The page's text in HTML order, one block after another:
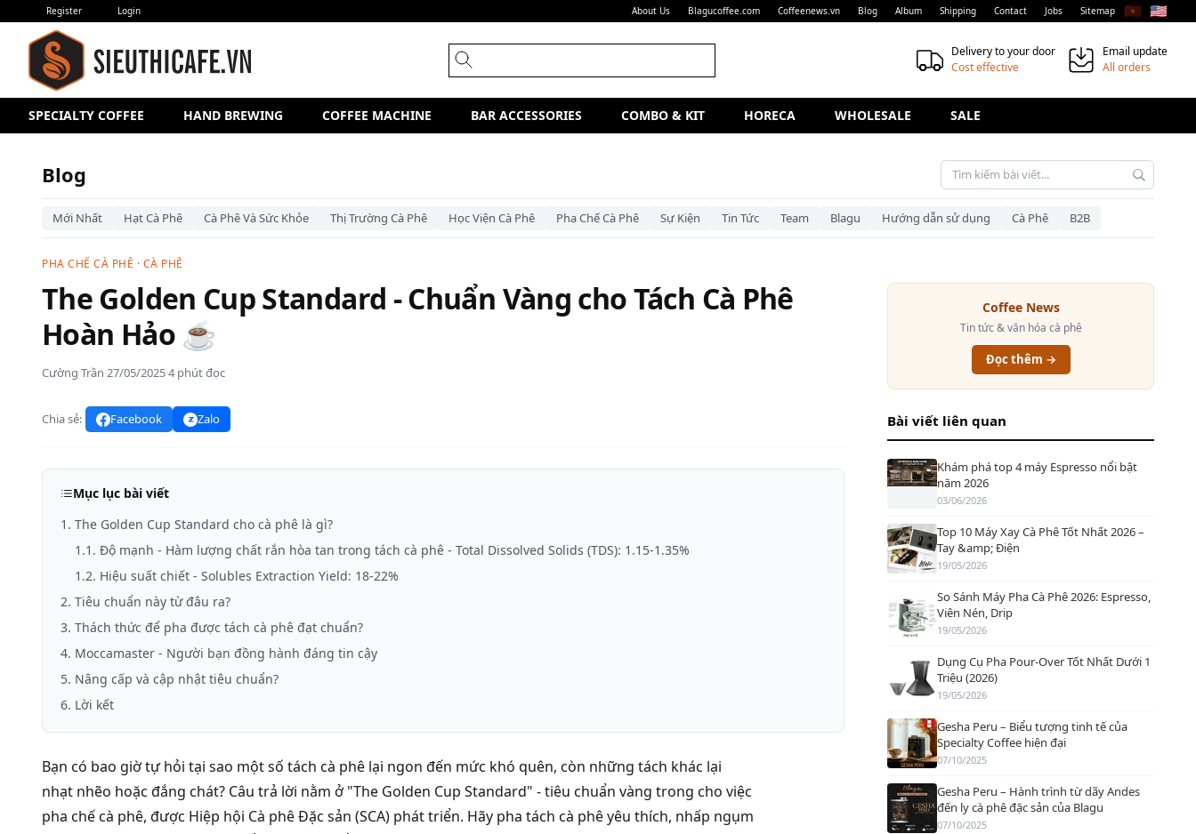
Register Login About Us Blagucoffee.com Coffeenews.vn Blog Album Shipping Contact Jobs Sitemap 🇻🇳 🇺🇸
Delivery to your door
Cost effective
Email update
All orders
SPECIALTY COFFEE HAND BREWING COFFEE MACHINE BAR ACCESSORIES COMBO & KIT HORECA WHOLESALE SALE
Blog
Mới Nhất Hạt Cà Phê Cà Phê Và Sức Khỏe Thị Trường Cà Phê Học Viện Cà Phê Pha Chế Cà Phê Sự Kiện Tin Tức Team Blagu Hướng dẫn sử dụng Cà Phê B2B
PHA CHẾ CÀ PHÊ · CÀ PHÊ
The Golden Cup Standard - Chuẩn Vàng cho Tách Cà Phê
Hoàn Hảo ☕
Cường Trần·27/05/2025·4 phút đọc
Chia sẻ: Facebook Zalo
Mục lục bài viết
1. The Golden Cup Standard cho cà phê là gì?
1.1. Độ mạnh - Hàm lượng chất rắn hòa tan trong tách cà phê - Total Dissolved Solids (TDS): 1.15-1.35%
1.2. Hiệu suất chiết - Solubles Extraction Yield: 18-22%
2. Tiêu chuẩn này từ đâu ra?
3. Thách thức để pha được tách cà phê đạt chuẩn?
4. Moccamaster - Người bạn đồng hành đáng tin cậy
5. Nâng cấp và cập nhật tiêu chuẩn?
6. Lời kết
Bạn có bao giờ tự hỏi tại sao một số tách cà phê lại ngon đến mức khó quên, còn những tách khác lại
nhạt nhẽo hoặc đắng chát? Câu trả lời nằm ở "The Golden Cup Standard" - tiêu chuẩn vàng trong cho việc
pha chế cà phê, được Hiệp hội Cà phê Đặc sản (SCA) phát triển. Hãy pha tách cà phê yêu thích, nhấp ngụm
Coffee News
Tin tức & văn hóa cà phê
Đọc thêm →
Bài viết liên quan
Khám phá top 4 máy Espresso nổi bật
năm 2026
03/06/2026
Top 10 Máy Xay Cà Phê Tốt Nhất 2026 –
Tay &amp; Điện
19/05/2026
So Sánh Máy Pha Cà Phê 2026: Espresso,
Viên Nén, Drip
19/05/2026
Dụng Cụ Pha Pour-Over Tốt Nhất Dưới 1
Triệu (2026)
19/05/2026
Gesha Peru – Biểu tượng tinh tế của
Specialty Coffee hiện đại
07/10/2025
Gesha Peru – Hành trình từ dãy Andes
đến ly cà phê đặc sản của Blagu
07/10/2025